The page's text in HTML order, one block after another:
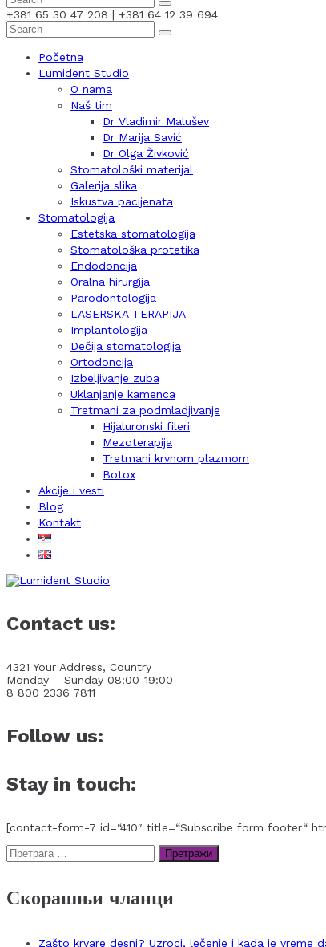
+381 65 30 47 208 | +381 64 12 39 694
Početna
Lumident Studio
O nama
Naš tim
Dr Vladimir Malušev
Dr Marija Savić
Dr Olga Živković
Stomatološki materijal
Galerija slika
Iskustva pacijenata
Stomatologija
Estetska stomatologija
Stomatološka protetika
Endodoncija
Oralna hirurgija
Parodontologija
LASERSKA TERAPIJA
Implantologija
Dečija stomatologija
Ortodoncija
Izbeljivanje zuba
Uklanjanje kamenca
Tretmani za podmladjivanje
Hijaluronski fileri
Mezoterapija
Tretmani krvnom plazmom
Botox
Akcije i vesti
Blog
Kontakt
Contact us:
4321 Your Address, Country
Monday – Sunday 08:00-19:00
8 800 2336 7811
Follow us:
Stay in touch:
[contact-form-7 id=“410″ title=“Subscribe form footer“
Претрага
за:
Скорашњи чланци
Zašto krvare desni? Uzroci, lečenje i kada je vreme